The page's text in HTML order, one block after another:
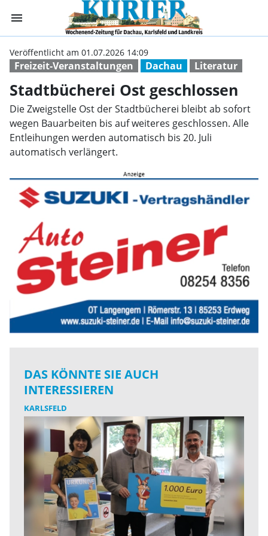
menu Stadtbücherei
Freizeit-Veranstaltungen Dachau Literatur
Veröffentlicht am 01.07.2026 14:09
Stadtbücherei Ost geschlossen
Die Zweigstelle Ost der Stadtbücherei bleibt ab sofort
wegen Bauarbeiten bis auf weiteres geschlossen. Alle
Entleihungen werden automatisch bis 20. Juli
automatisch verlängert.
DAS KÖNNTE SIE AUCH
INTERESSIEREN
KARLSFELD